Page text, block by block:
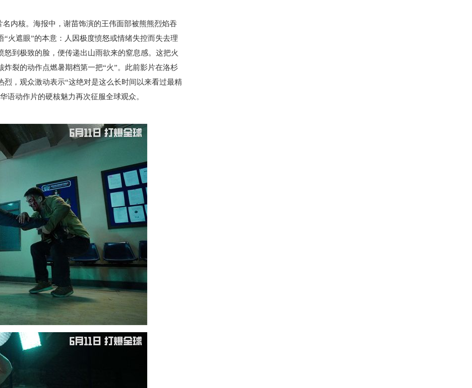
内核。海报中，谢苗饰演的王伟面部被熊熊烈焰吞
火遮眼”的本意：人因极度愤怒或情绪失控而失去理
到极致的脸，便传递出山雨欲来的窒息感。这把火
裂的动作点燃暑期档第一把“火”。此前影片在洛杉
，观众激动表示“这绝对是这么长时间以来看过最精
语动作片的硬核魅力再次征服全球观众。